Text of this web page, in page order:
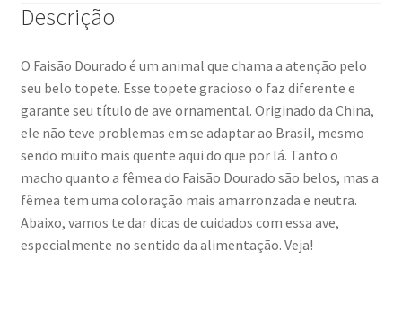
Descrição
O Faisão Dourado é um animal que chama a atenção pelo
seu belo topete. Esse topete gracioso o faz diferente e
garante seu título de ave ornamental. Originado da China,
ele não teve problemas em se adaptar ao Brasil, mesmo
sendo muito mais quente aqui do que por lá. Tanto o
macho quanto a fêmea do Faisão Dourado são belos, mas a
fêmea tem uma coloração mais amarronzada e neutra.
Abaixo, vamos te dar dicas de cuidados com essa ave,
especialmente no sentido da alimentação. Veja!